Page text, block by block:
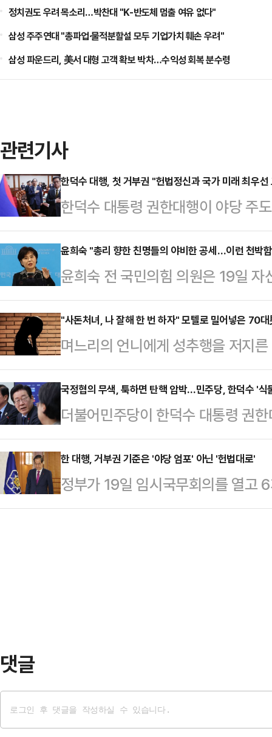
정치권도 우려 목소리…박찬대 "K-반도체 멈출 여유 없다"
삼성 주주연대 "총파업·물적분할설 모두 기업가치 훼손 우려"
삼성 파운드리, 美서 대형 고객 확보 박차…수익성 회복 분수령
관련기사
한덕수 대행, 첫 거부권 "헌법정신과 국가 미래 최우
한덕수 대통령 권한대행이 야당 주
점 법안에 대해 재의요구권(거부권
부서울청사에서 임시국무회의를
가격안정법·농업재해 대책법·농업
안)에 대한 거부권 행사를 결정하
했다"고 밝혔다.한 대행은 "이 법안
계부처의 의견도 어떠한 편견 없이
미래를 최우선으로 고려해 결심했
윤희숙 "총리 향한 친명들의 야비한 공세…이런 천박
윤희숙 전 국민의힘 의원은 19일
라, 주인 물건을 사용하면 절도다'
언급하며 "이러한 천박함은 우리
적했다.윤 전 의원은 "한덕수 대통
부권을 행사할 것이라 알려지자 친
는 "자신들이 싸지른 오물이 얼마나
야 하는 권한대행에 백번 절을 해도
다"며 "집안을 난장판으…
"사돈처녀, 나 잘해 한 번 하자" 모텔로 밀어넣은 70
며느리의 언니에게 성추행을 저지
지고 있다.17일 JTBC '사건반장'은
뒤 정신적 충격으로 직장을 잃고
의 사연을 다뤘다.A씨에 따르면 가
왕래가 잦았다고. A씨도 사돈댁과
는 발언으로 점차 거리를 두게 됐다
동생의 시아버지 B씨는 A씨에게 "
라고 말했다…
국정협의 무색, 툭하면 탄핵 압박…민주당, 한덕수 '식
더불어민주당이 한덕수 대통령 권
고 있다. 김건희 특검법을 비롯한
사할 가능성이 커져서다. 지도부는
이어가고 있지만, 실제로 '탄핵'을
야 할 것이란 분석이 나온다.박찬대
한 대행, 거부권 기준은 '야당 엄포' 아닌 '헌법대로'
정부가 19일 임시국무회의를 열고
법·농업재해 대책법·농업재해 보험
댓글